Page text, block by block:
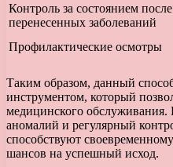
Контроль за состоянием после
перенесенных заболеваний
Профилактические осмотры
Таким образом, данный
инструментом, который
медицинского
аномалий и регулярный
способствуют
шансов на успешный исход.